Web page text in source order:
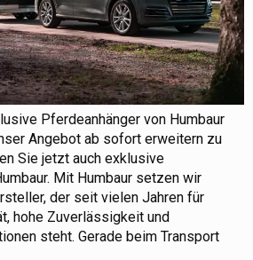
Pferdeanhänger von Humbaur
Angebot ab sofort erweitern zu
Sie jetzt auch exklusive
Mit Humbaur setzen wir
der seit vielen Jahren für
hohe Zuverlässigkeit und
steht. Gerade beim Transport